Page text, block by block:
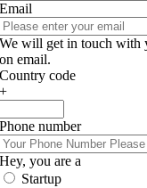
Email
We will get in touch with
on email.
Country code
+
Phone number
Hey, you are a
Startup